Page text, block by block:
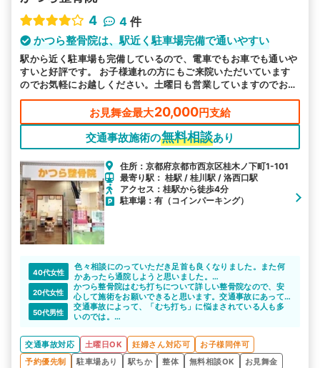
4
4 件
かつら整骨院は、駅近く駐車場完備で通いやすい
駅から近く駐車場も完備しているので、電車でもお車でも通いや
すいと好評です。 お子様連れの方にもご来院いただいています
のでお気軽にお越しください。土曜日も営業していますのでお忙
しい方もご都合よい時にお越しいただけるので安心です。
お見舞金最大20,000円支給
交通事故施術の無料相談あり
住所：京都府京都市西京区桂木ノ下町1-101
最寄り駅： 桂駅 / 桂川駅 / 洛西口駅
アクセス：桂駅から徒歩4分
駐車場：有（コインパーキング）
40代女性
色々相談にのっていただき足首も良くなりました。また何
かあったら通院しようと思いました。
交通事故や身体の悩みがある方には紹介したいような整骨
院でした。
ありがとうございます。
20代女性
かつら整骨院はむち打ちについて詳しい整骨院なので、安
心して施術をお願いできると思います。交通事故にあって
しまった直後は不安なことや分からないことがたくさんあ
ると思いますが、些細なことでもしっかりと話を聞いてく
50代男性
交通事故によって、「むち打ち」に悩まされている人も多
いのでは。
きます。
交通事故対応 土曜日OK 妊婦さん対応可
お子様同伴可
予約優先制
駐車場あり 駅ちか 整体 無料相談OK お見舞金